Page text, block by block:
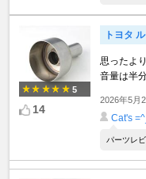
5
14
トヨタ
思ったよ
音量は半
2026年5月
Cat's
パーツレ